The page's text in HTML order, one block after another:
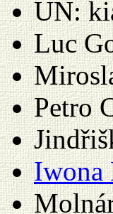
UN:
Luc
Petro
Iwona